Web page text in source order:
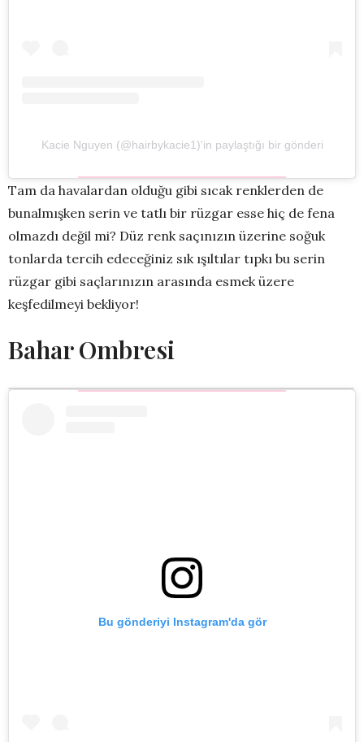
Kacie Nguyen (@hairbykacie1)'in paylaştığı bir gönderi
Tam da havalardan olduğu gibi sıcak renklerden de
bunalmışken serin ve tatlı bir rüzgar esse hiç de fena
olmazdı değil mi? Düz renk saçınızın üzerine soğuk
tonlarda tercih edeceğiniz sık ışıltılar tıpkı bu serin
rüzgar gibi saçlarınızın arasında esmek üzere
keşfedilmeyi bekliyor!
Bahar Ombresi
Bu gönderiyi Instagram'da gör